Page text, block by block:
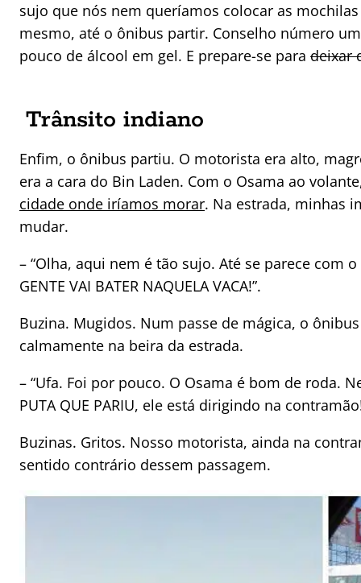
sujo que nós nem queríamos colocar as
mesmo, até o ônibus partir. Conselho número
pouco de álcool em gel. E prepare-se para deixar
Trânsito indiano
Enfim, o ônibus partiu. O motorista era alto,
era a cara do Bin Laden. Com o Osama ao
cidade onde iríamos morar. Na estrada, minhas
mudar.
– “Olha, aqui nem é tão sujo. Até se parece com
GENTE VAI BATER NAQUELA VACA!”.
Buzina. Mugidos. Num passe de mágica, o
calmamente na beira da estrada.
– “Ufa. Foi por pouco. O Osama é bom de roda.
PUTA QUE PARIU, ele está dirigindo na
Buzinas. Gritos. Nosso motorista, ainda na
sentido contrário dessem passagem.